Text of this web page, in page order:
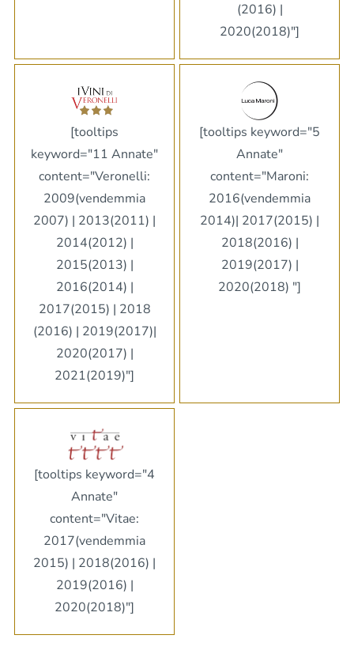
(2016) |
2020(2018)"]
[tooltips
keyword="11 Annate"
content="Veronelli:
2009(vendemmia
2007) | 2013(2011) |
2014(2012) |
2015(2013) |
2016(2014) |
2017(2015) | 2018
(2016) | 2019(2017)|
2020(2017) |
2021(2019)"]
[tooltips keyword="5
Annate"
content="Maroni:
2016(vendemmia
2014)| 2017(2015) |
2018(2016) |
2019(2017) |
2020(2018) "]
[tooltips keyword="4
Annate"
content="Vitae:
2017(vendemmia
2015) | 2018(2016) |
2019(2016) |
2020(2018)"]